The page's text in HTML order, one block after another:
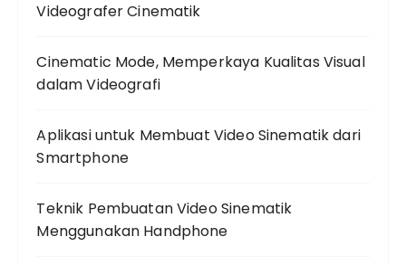
Videografer Cinematik
Cinematic Mode, Memperkaya Kualitas Visual
dalam Videografi
Aplikasi untuk Membuat Video Sinematik dari
Smartphone
Teknik Pembuatan Video Sinematik
Menggunakan Handphone